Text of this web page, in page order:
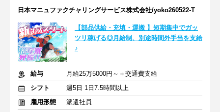
日本マニュファクチャリングサービス株式会社/yoko260522-T
【部品供給・充填・運搬 】短期集中でガッ
ツリ稼げる◎月給制、別途時間外手当を支給
♪
給与
月給25万5000円～＋交通費支給
シフト
週5日 1日7.5時間以上
雇用形態
派遣社員